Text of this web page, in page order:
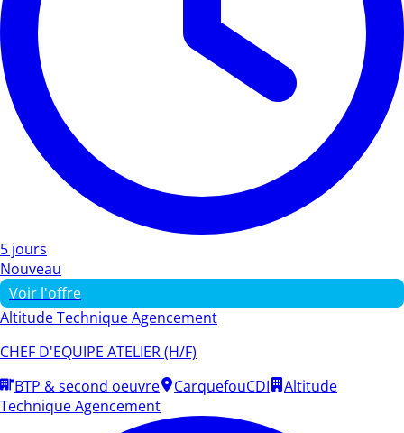
5 jours
Nouveau
Voir l'offre
Altitude Technique Agencement
CHEF D'EQUIPE ATELIER (H/F)
BTP & second oeuvre
CarquefouCDI
Altitude
Technique Agencement